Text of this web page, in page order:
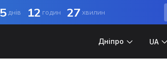
5 днів 12 годин 27 хвилин
Дніпро UA